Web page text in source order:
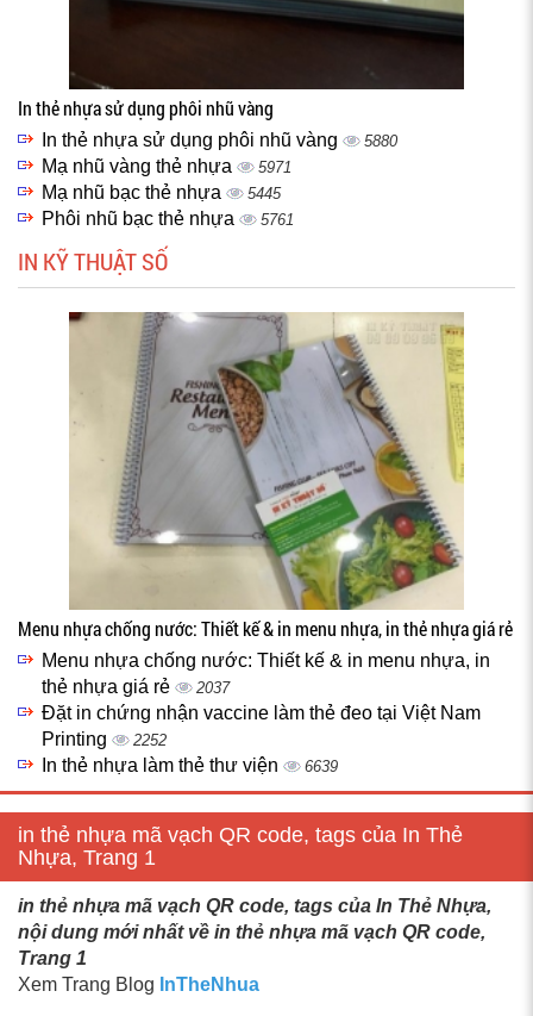
In thẻ nhựa sử dụng phôi nhũ vàng
In thẻ nhựa sử dụng phôi nhũ vàng 5880
Mạ nhũ vàng thẻ nhựa 5971
Mạ nhũ bạc thẻ nhựa 5445
Phôi nhũ bạc thẻ nhựa 5761
IN KỸ THUẬT SỐ
Menu nhựa chống nước: Thiết kế & in menu nhựa, in thẻ nhựa giá rẻ
Menu nhựa chống nước: Thiết kế & in menu nhựa, in
thẻ nhựa giá rẻ
2037
Đặt in chứng nhận vaccine làm thẻ đeo tại Việt Nam
Printing
2252
In thẻ nhựa làm thẻ thư viện 6639
in thẻ nhựa mã vạch QR code, tags của In Thẻ
Nhựa, Trang 1
in thẻ nhựa mã vạch QR code, tags của In Thẻ Nhựa,
nội dung mới nhất về in thẻ nhựa mã vạch QR code,
Trang 1
Xem Trang Blog InTheNhua